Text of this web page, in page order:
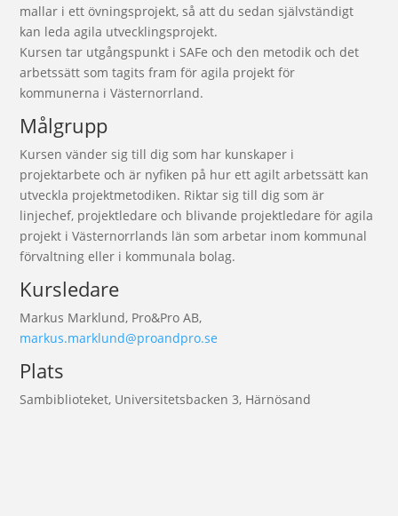
mallar i ett övningsprojekt, så att du sedan självständigt
kan leda agila utvecklingsprojekt.
Kursen tar utgångspunkt i SAFe och den metodik och det
arbetssätt som tagits fram för agila projekt för
kommunerna i Västernorrland.
Målgrupp
Kursen vänder sig till dig som har kunskaper i
projektarbete och är nyfiken på hur ett agilt arbetssätt kan
utveckla projektmetodiken. Riktar sig till dig som är
linjechef, projektledare och blivande projektledare för agila
projekt i Västernorrlands län som arbetar inom kommunal
förvaltning eller i kommunala bolag.
Kursledare
Markus Marklund, Pro&Pro AB,
markus.marklund@proandpro.se
Plats
Sambiblioteket, Universitetsbacken 3, Härnösand